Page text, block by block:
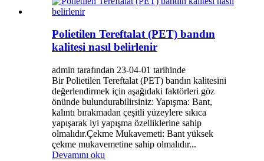
Polietilen Tereftalat (PET) bandın
kalitesi nasıl belirlenir
admin tarafından 23-04-01 tarihinde
Bir Polietilen Tereftalat (PET) bandın kalitesini
değerlendirmek için aşağıdaki faktörleri göz
önünde bulundurabilirsiniz: Yapışma: Bant,
kalıntı bırakmadan çeşitli yüzeylere sıkıca
yapışarak iyi yapışma özelliklerine sahip
olmalıdır.Çekme Mukavemeti: Bant yüksek
çekme mukavemetine sahip olmalıdır...
Devamını oku